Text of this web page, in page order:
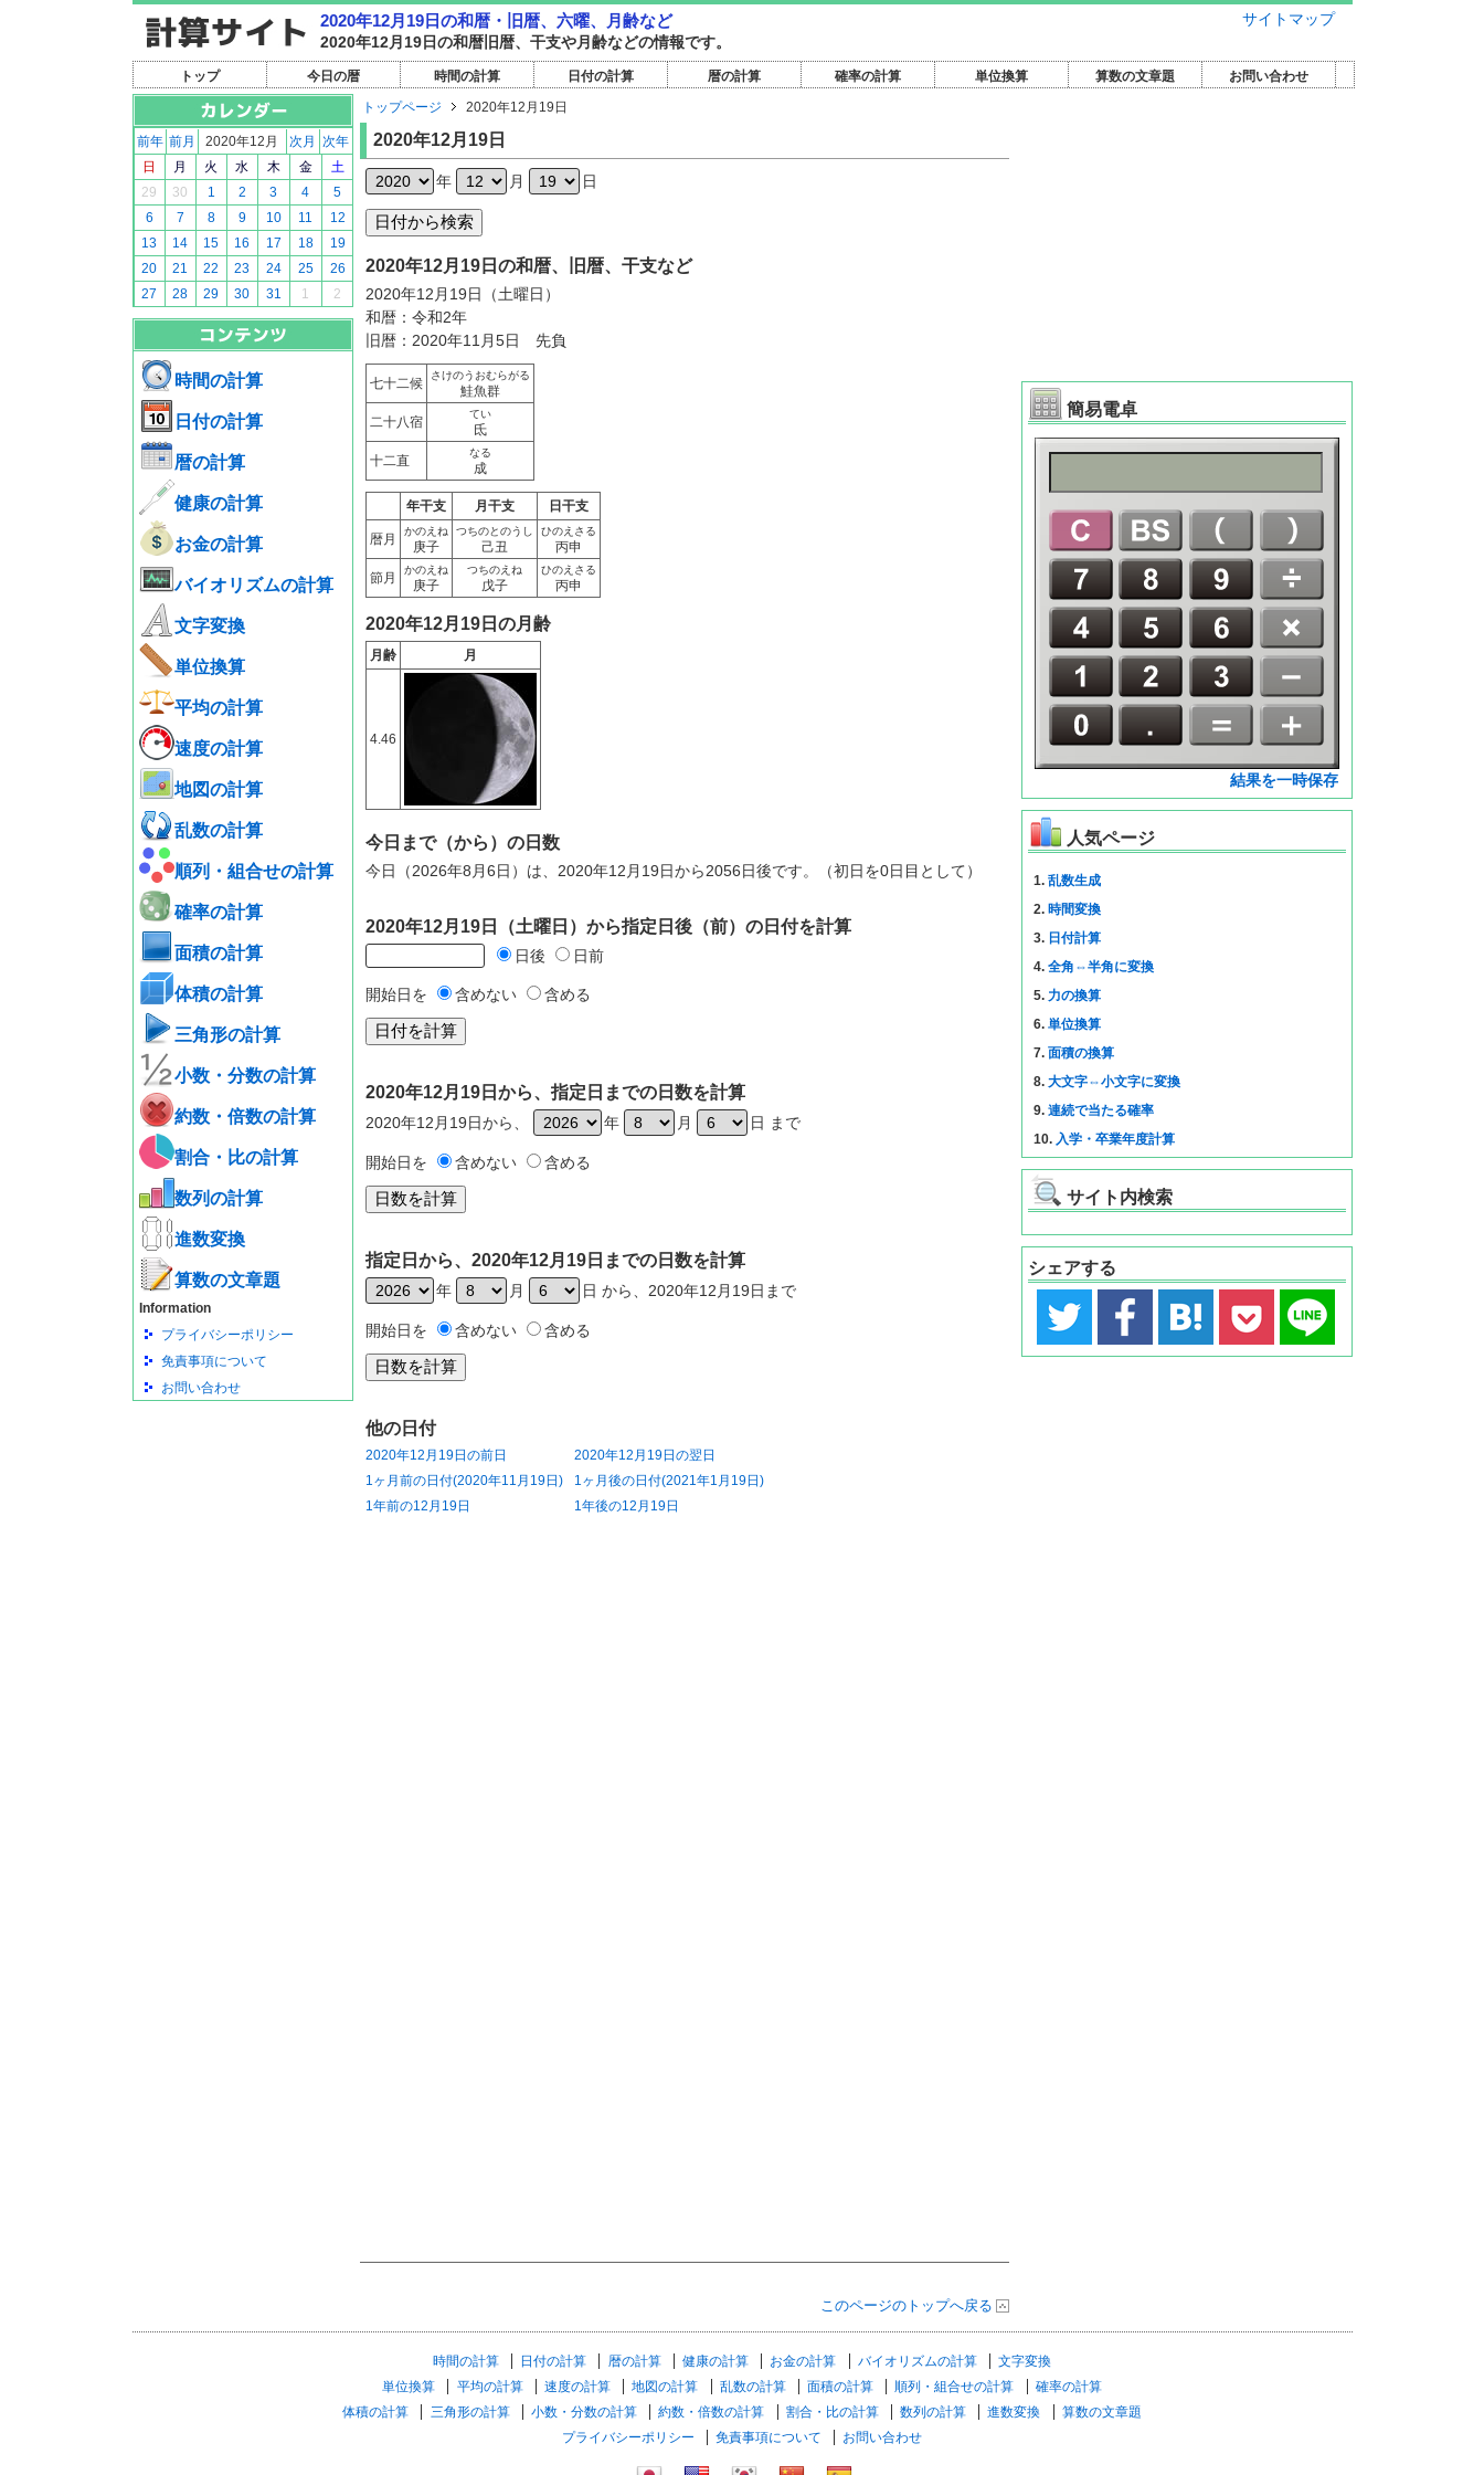
サイトマップ
2020年12月19日の和暦・旧暦、六曜、月齢など
2020年12月19日の和暦旧暦、干支や月齢などの情報です。
トップ 今日の暦 時間の計算 日付の計算 暦の計算 確率の計算 単位換算 算数の文章題 お問い合わせ
前年 前月 2020年12月 次月
次年
日
月 火 水 木 金
土
29
30 1 2 3 4
5
6
7 8 9 10 11
12
13
14 15 16 17 18
19
20
21 22 23 24 25
26
27
28 29 30 31 1 2
時間の計算
日付の計算
暦の計算
健康の計算
お金の計算
バイオリズムの計算
文字変換
単位換算
平均の計算
速度の計算
地図の計算
乱数の計算
順列・組合せの計算
確率の計算
面積の計算
体積の計算
三角形の計算
小数・分数の計算
約数・倍数の計算
割合・比の計算
数列の計算
進数変換
算数の文章題
Information
プライバシーポリシー
免責事項について
お問い合わせ
トップページ 2020年12月19日
2020年12月19日
年 月 日
2020年12月19日の和暦、旧暦、干支など
2020年12月19日（土曜日）
和暦：令和2年
旧暦：2020年11月5日 先負
七十二候
さけのうおむらがる
鮭魚群
二十八宿
てい
氐
十二直
なる
成
年干支 月干支 日干支
暦月
かのえね
庚子
つちのとのうし
己丑
ひのえさる
丙申
節月
かのえね
庚子
つちのえね
戊子
ひのえさる
丙申
2020年12月19日の月齢
月齢 月
4.46
今日まで（から）の日数
今日（2026年8月6日）は、2020年12月19日から2056日後です。（初日を0日目として）
2020年12月19日（土曜日）から指定日後（前）の日付を計算
日後 日前
開始日を 含めない 含める
2020年12月19日から、指定日までの日数を計算
2020年12月19日から、 年 月 日 まで
開始日を 含めない 含める
指定日から、2020年12月19日までの日数を計算
年 月 日 から、2020年12月19日まで
開始日を 含めない 含める
他の日付
2020年12月19日の前日
2020年12月19日の翌日
1ヶ月前の日付(2020年11月19日)
1ヶ月後の日付(2021年1月19日)
1年前の12月19日
1年後の12月19日
このページのトップへ戻る
簡易電卓
結果を一時保存
人気ページ
1. 乱数生成
2. 時間変換
3. 日付計算
4. 全角⇔半角に変換
5. 力の換算
6. 単位換算
7. 面積の換算
8. 大文字⇔小文字に変換
9. 連続で当たる確率
10. 入学・卒業年度計算
サイト内検索
シェアする
時間の計算 日付の計算 暦の計算 健康の計算 お金の計算 バイオリズムの計算
文字変換
単位換算
平均の計算 速度の計算 地図の計算 乱数の計算 面積の計算 順列・組合せの計算
確率の計算
体積の計算
三角形の計算 小数・分数の計算 約数・倍数の計算 割合・比の計算 数列の計算 進数変換
算数の文章題
プライバシーポリシー
免責事項について お問い合わせ